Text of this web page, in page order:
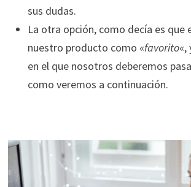
sus dudas.
La otra opción, como decía es que
nuestro producto como «favorito«,
en el que nosotros deberemos
como veremos a continuación.